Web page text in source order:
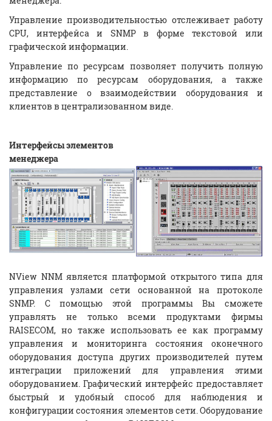
Управление производительностью отслеживает работу
CPU, интерфейса и SNMP в форме текстовой или
графической информации.
Управление по ресурсам позволяет получить полную
информацию по ресурсам оборудования, а также
представление о взаимодействии оборудования и
клиентов в централизованном виде.
Интерфейсы элементов
менеджера
NView NNM является платформой открытого типа для
управления узлами сети основанной на протоколе
SNMP. С помощью этой программы Вы сможете
управлять не только всеми продуктами фирмы
RAISECOM, но также использовать ее как программу
управления и мониторинга состояния оконечного
оборудования доступа других производителей путем
интеграции приложений для управления этими
оборудованием. Графический интерфейс предоставляет
быстрый и удобный способ для наблюдения и
конфигурации состояния элементов сети. Оборудование